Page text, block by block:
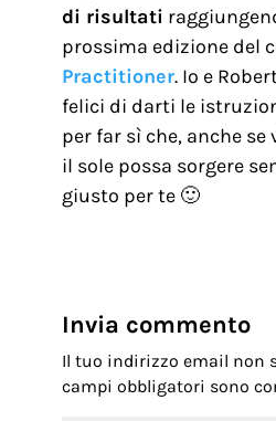
di risultati
prossima edizione del
Practitioner. Io e
felici di darti le
per far sì che, anche se
il sole possa sorgere
giusto per te 🙂
Invia commento
Il tuo indirizzo email non
campi obbligatori sono